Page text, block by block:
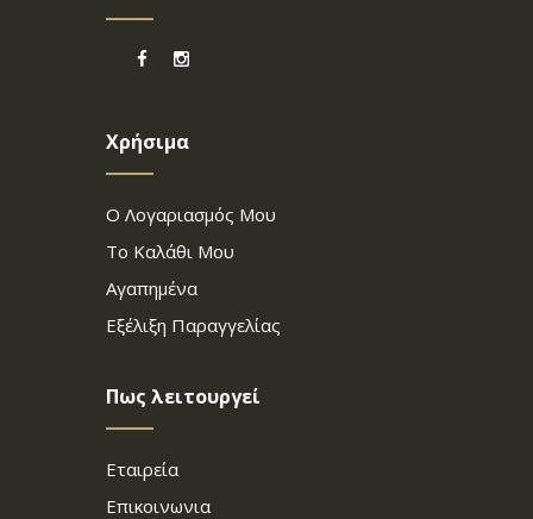
Χρήσιμα
Ο Λογαριασμός Μου
Το Καλάθι Μου
Αγαπημένα
Εξέλιξη Παραγγελίας
Πως λειτουργεί
Εταιρεία
Επικοινωνια